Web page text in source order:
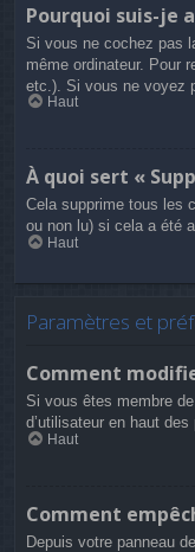
Pourquoi suis-je
Si vous ne cochez pas
même ordinateur. Pour
etc.). Si vous ne voyez
Haut
À quoi sert «
Cela supprime tous les
ou non lu) si cela a été
Haut
Paramètres et
Comment
Si vous êtes membre
d’utilisateur en haut
Haut
Comment
Depuis votre panneau